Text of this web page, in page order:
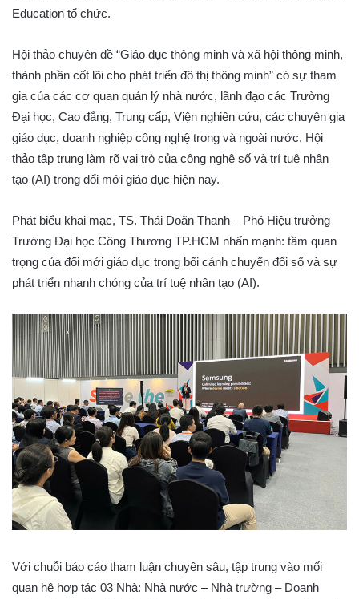
Education tổ chức.
Hội thảo chuyên đề “Giáo dục thông minh và xã hội thông minh,
thành phần cốt lõi cho phát triển đô thị thông minh” có sự tham
gia của các cơ quan quản lý nhà nước, lãnh đạo các Trường
Đại học, Cao đẳng, Trung cấp, Viện nghiên cứu, các chuyên gia
giáo dục, doanh nghiệp công nghệ trong và ngoài nước. Hội
thảo tập trung làm rõ vai trò của công nghệ số và trí tuệ nhân
tạo (AI) trong đổi mới giáo dục hiện nay.
Phát biểu khai mạc, TS. Thái Doãn Thanh – Phó Hiệu trưởng
Trường Đại học Công Thương TP.HCM nhấn mạnh: tầm quan
trọng của đổi mới giáo dục trong bối cảnh chuyển đổi số và sự
phát triển nhanh chóng của trí tuệ nhân tạo (AI).
Với chuỗi báo cáo tham luận chuyên sâu, tập trung vào mối
quan hệ hợp tác 03 Nhà: Nhà nước – Nhà trường – Doanh